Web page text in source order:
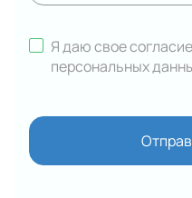
Я даю свое
персональных